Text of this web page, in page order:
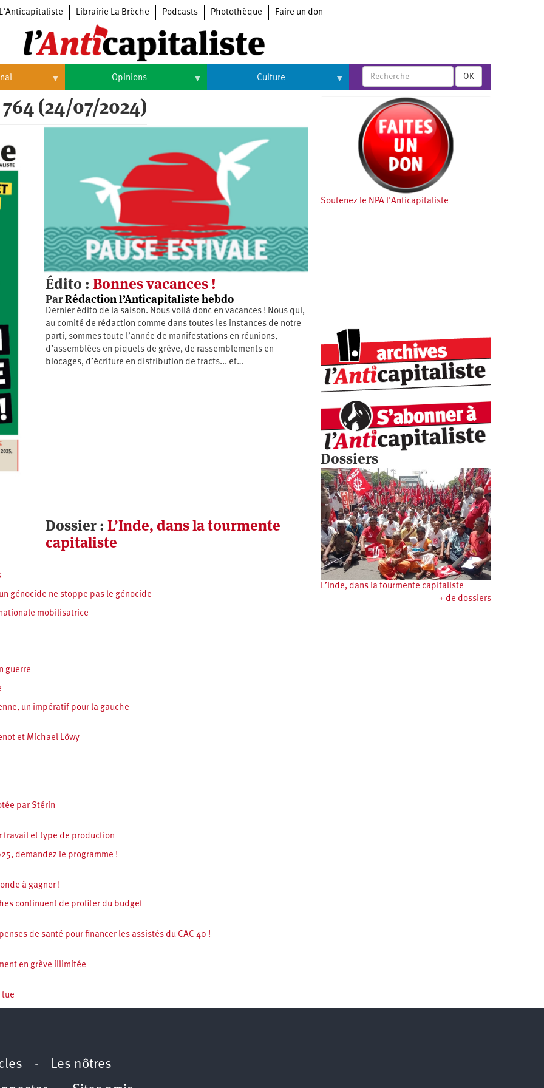
L’Anticapitaliste Librairie La Brèche Podcasts Photothèque Faire un don
Opinions
Opinions
Histoire
Culture
Arts
Cinéma
Expositions
Livres
Musique
OK
(24/07/2024)
Édito : Bonnes vacances !
ParRédaction l’Anticapitaliste hebdo
Dernier édito de la saison. Nous voilà donc en vacances ! Nous qui,
au comité de rédaction comme dans toutes les instances de notre
parti, sommes toute l’année de manifestations en réunions,
d’assemblées en piquets de grève, de rassemblements en
blocages, d’écriture en distribution de tracts... et…
Dossier : L’Inde, dans la tourmente
capitaliste
génocide ne stoppe pas le génocide
mobilisatrice
guerre
un impératif pour la gauche
et Michael Löwy
par Stérin
travail et type de production
demandez le programme !
à gagner !
continuent de profiter du budget
de santé pour financer les assistés du CAC 40 !
en grève illimitée
tue
Soutenez le NPA l'Anticapitaliste
Dossiers
L’Inde, dans la tourmente capitaliste
+ de dossiers
- Les nôtres